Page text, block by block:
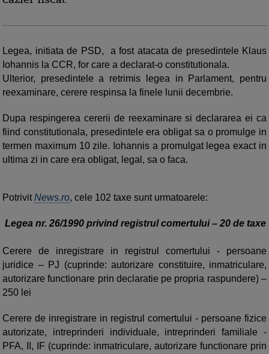
Legea, initiata de PSD, a fost atacata de presedintele Klaus
Iohannis la CCR, for care a declarat-o constitutionala.
Ulterior, presedintele a retrimis legea in Parlament, pentru
reexaminare, cerere respinsa la finele lunii decembrie.
Dupa respingerea cererii de reexaminare si declararea ei ca
fiind constitutionala, presedintele era obligat sa o promulge in
termen maximum 10 zile. Iohannis a promulgat legea exact in
ultima zi in care era obligat, legal, sa o faca.
PotrivitNews.ro, cele 102 taxe sunt urmatoarele:
Legea nr. 26/1990 privind registrul comertului – 20 de taxe
Cerere de inregistrare in registrul comertului - persoane
juridice – PJ (cuprinde: autorizare constituire, inmatriculare,
autorizare functionare prin declaratie pe propria raspundere) –
250 lei
Cerere de inregistrare in registrul comertului - persoane fizice
autorizate, intreprinderi individuale, intreprinderi familiale -
PFA, II, IF (cuprinde: inmatriculare, autorizare functionare prin